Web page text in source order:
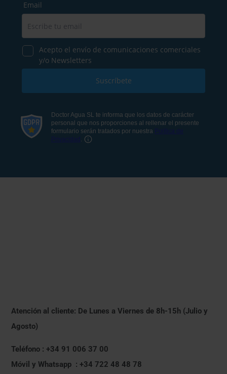
Atención al cliente: De Lunes a Viernes de 8h-15h (Julio y
Agosto)
Teléfono : +34 91 006 37 00
Móvil y Whatsapp : +34 722 48 48 78